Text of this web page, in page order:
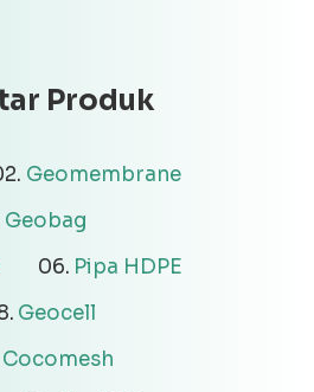
Produk
Geomembrane
Geobag
Pipa HDPE
Geocell
Cocomesh